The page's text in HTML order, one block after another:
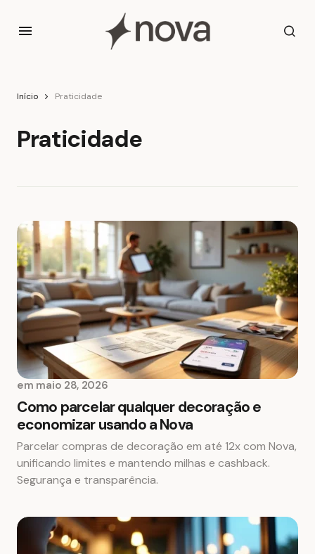
Início Praticidade
Praticidade
em maio 28, 2026
Como parcelar qualquer decoração e
economizar usando a Nova
Parcelar compras de decoração em até 12x com Nova,
unificando limites e mantendo milhas e cashback.
Segurança e transparência.